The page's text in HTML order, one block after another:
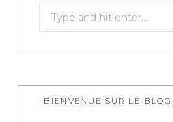
e
c
hBIENVENUE SUR LE